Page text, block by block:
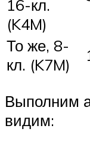
16-кл.
(K4M)
То же, 8-
кл. (K7M)
Выполним
видим: